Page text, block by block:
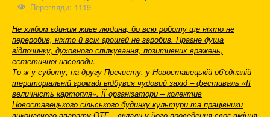
Перегляди: 1119
Не хлібом єдиним живе людина, бо всю роботу ще ніхто не
переробив, ніхто й всіх грошей не заробив. Прагне душа
відпочинку, духовного спілкування, позитивних вражень,
естетичної насолоди.
То ж у суботу, на другу Пречисту, у Новоставецькій об’єднаній
територіальній громаді відбувся чудовий захід – фестиваль «ЇЇ
величність картопля». ЇЇ організатори – колектив
Новоставецького сільського будинку культури та працівники